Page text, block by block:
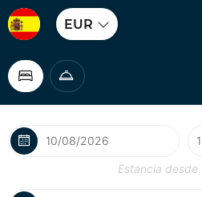
EUR
Estancia desde